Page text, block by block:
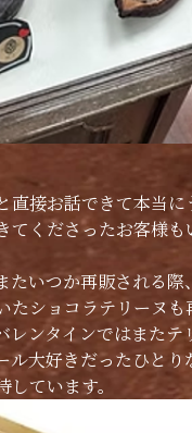
直接お話できて本当
てくださったお客様も
たいつか再販される
たショコラテリーヌ
レンタインではまた
ル大好きだったひと
ています。